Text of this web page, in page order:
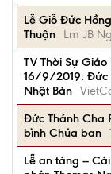
Lễ Giỗ Đức
Thuận
Lm JB
TV Thời Sự
16/9/2019: Đức
Nhật Bản
Đức Thánh Cha
bình Chúa ban
Lễ an táng --